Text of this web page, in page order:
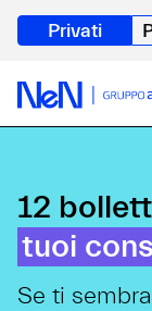
Privati
12
tuoi
Se ti